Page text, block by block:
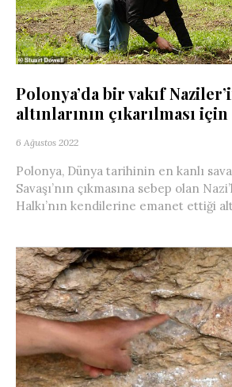
Polonya’da bir vakıf
altınlarının çıkarılması için
6 Ağustos 2022
Polonya, Dünya tarihinin en kanlı
Savaşı’nın çıkmasına sebep olan
Halkı’nın kendilerine emanet ettiği